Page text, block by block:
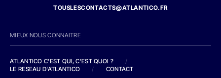
TOUSLESCONTACTS@ATLANTICO.FR
MIEUX NOUS CONNAITRE
ATLANTICO C'EST QUI, C'EST QUOI ?
/
LE RESEAU D'ATLANTICO
/ CONTACT